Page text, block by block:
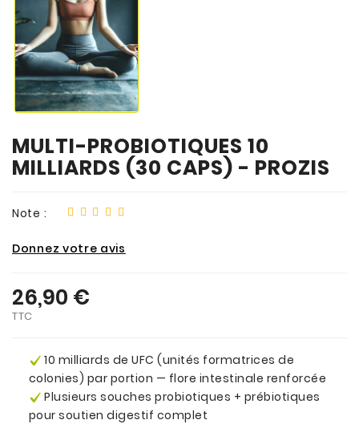
MULTI-PROBIOTIQUES 10
MILLIARDS (30 CAPS) - PROZIS
Note :
Donnez votre avis
26,90 €
TTC
10 milliards de UFC (unités formatrices de
colonies) par portion — flore intestinale renforcée
Plusieurs souches probiotiques + prébiotiques
pour soutien digestif complet